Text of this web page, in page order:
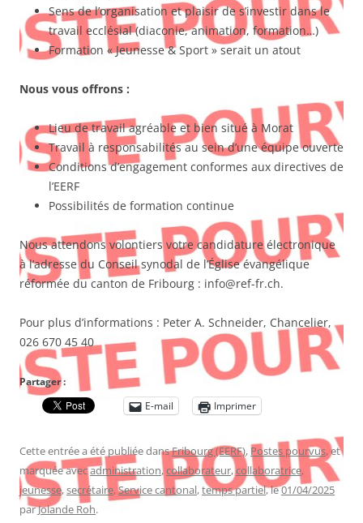
Sens de l’organisation et plaisir de s’investir dans le
travail ecclésial (diaconie, animation, formation…)
Formation « Jeunesse & Sport » serait un atout
Nous vous offrons :
Lieu de travail agréable et bien situé à Morat
Travail à responsabilités au sein d’une équipe ouverte
Conditions d’engagement conformes aux directives de
l’EERF
Possibilités de formation continue
Nous attendons volontiers votre candidature électronique
à l’adresse du Conseil synodal de l’Église évangélique
réformée du canton de Fribourg : info@ref-fr.ch.
Pour plus d’informations : Peter A. Schneider, Chancelier,
026 670 45 40
Partager :
E-mail
Imprimer
Cette entrée a été publiée dansFribourg (EERF),Postes pourvus, et
marquée avecadministration,collaborateur,collaboratrice,
jeunesse,secrétaire,Service cantonal,temps partiel, le01/04/2025
parJolande Roh.